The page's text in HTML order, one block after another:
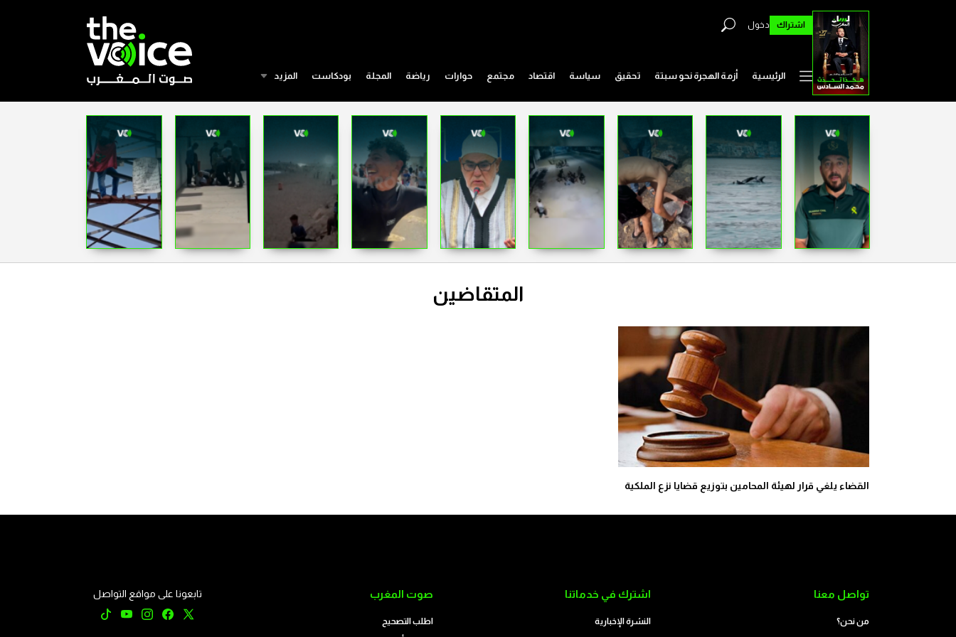
اشتراك دخول
الرئيسية أزمة الهجرة نحو سبتة تحقيق سياسة اقتصاد مجتمع حوارات رياضة المجلة بودكاست المزيد
المتقاضين
القضاء يلغي قرار لهيئة المحامين بتوزيع قضايا نزع الملكية
تواصل معنا
من نحن؟
اشترك في خدماتنا
النشرة الإخبارية
صوت المغرب
اطلب التصحيح
تابعونا على مواقع التواصل